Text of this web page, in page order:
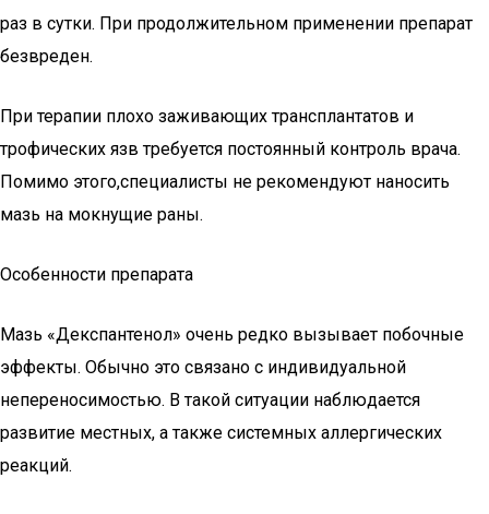
раз в сутки. При продолжительном применении препарат
безвреден.
При терапии плохо заживающих трансплантатов и
трофических язв требуется постоянный контроль врача.
Помимо этого,специалисты не рекомендуют наносить
мазь на мокнущие раны.
Особенности препарата
Мазь «Декспантенол» очень редко вызывает побочные
эффекты. Обычно это связано с индивидуальной
непереносимостью. В такой ситуации наблюдается
развитие местных, а также системных аллергических
реакций.